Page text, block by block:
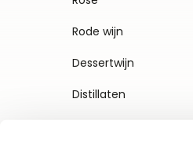
Rode wijn
Dessertwijn
Distillaten